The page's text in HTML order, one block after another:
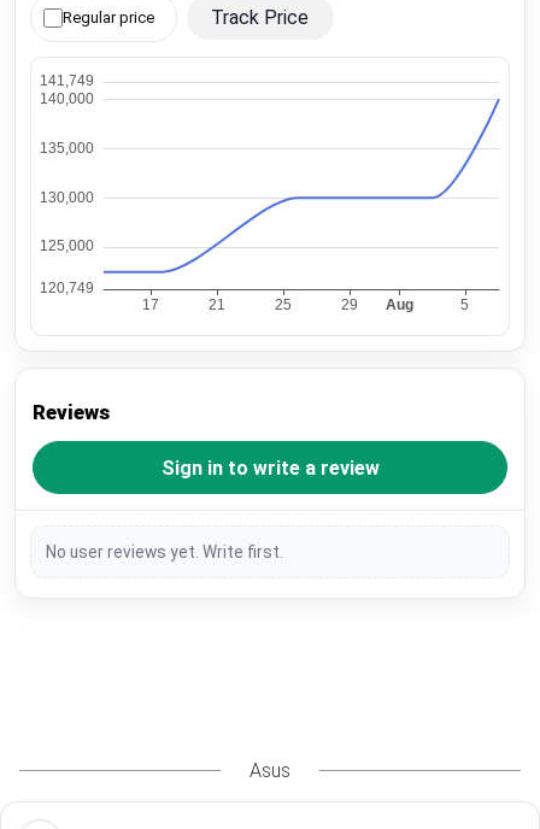
Regular price Track Price
Reviews
Sign in to write a review
No user reviews yet. Write first.
Asus